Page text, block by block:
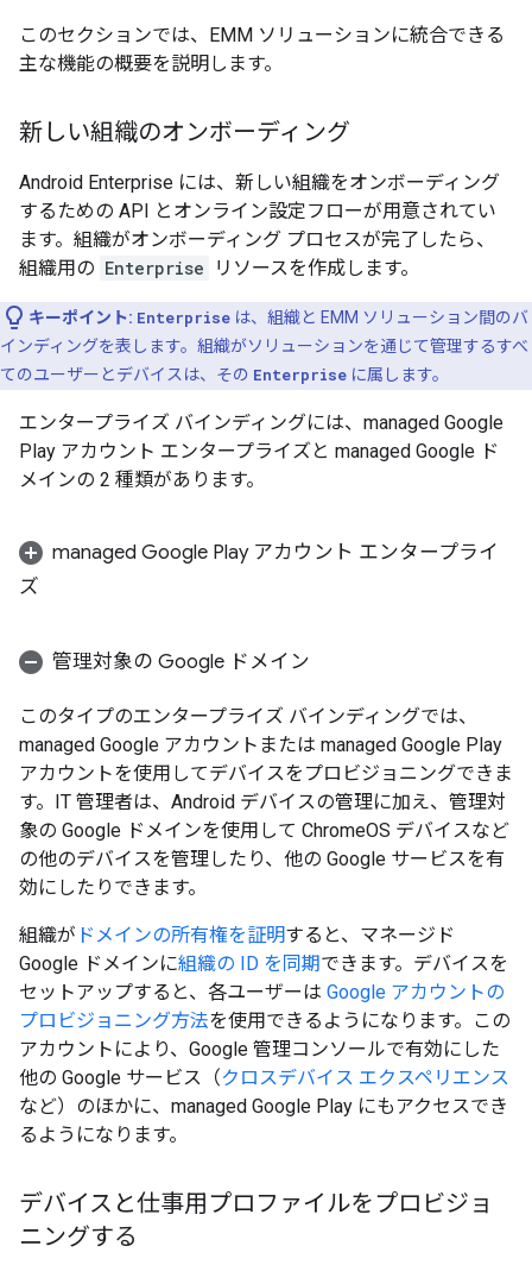
このセクションでは、EMM ソリューションに統合できる
主な機能の概要を説明します。
新しい組織のオンボーディング
Android Enterprise には、新しい組織をオンボーディング
するための API とオンライン設定フローが用意されてい
ます。組織がオンボーディング プロセスが完了したら、
組織用の Enterprise リソースを作成します。
キーポイント: Enterprise は、組織と EMM ソリューション間のバ
インディングを表します。組織がソリューションを通じて管理するすべ
てのユーザーとデバイスは、その Enterprise に属します。
エンタープライズ バインディングには、managed Google
Play アカウント エンタープライズ と managed Google ド
メインの 2 種類があります。
managed Google Play アカウント エンタープライ
ズ
管理対象の Google ドメイン
このタイプのエンタープライズ バインディングでは、
managed Google アカウントまたは managed Google Play
アカウントを使用してデバイスをプロビジョニングできま
す。IT 管理者は、Android デバイスの管理に加え、管理対
象の Google ドメインを使用して ChromeOS デバイスなど
の他のデバイスを管理したり、他の Google サービスを有
効にしたりできます。
組織が ドメインの所有権を証明すると、マネージド
Google ドメインに組織の ID を同期できます。デバイスを
セットアップすると、各ユーザーは Google アカウントの
プロビジョニング方法を使用できるようになります。この
アカウントにより、Google 管理コンソールで有効にした
他の Google サービス（クロスデバイス エクスペリエンス
など）のほかに、managed Google Play にもアクセスでき
るようになります。
デバイスと仕事用プロファイルをプロビジョ
ニングする